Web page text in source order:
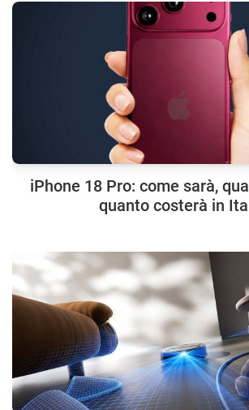
iPhone 18 Pro: come sarà,
quanto costerà in